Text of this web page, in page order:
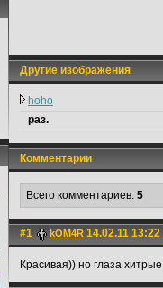
Другие изображения
hoho
раз.
Комментарии
Всего комментариев: 5
#1 kOM4R 14.02.11 13:22
Красивая)) но глаза